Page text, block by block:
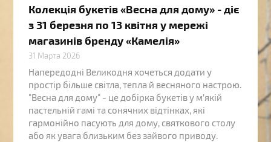
Колекція букетів «Весна для дому» - діє
з 31 березня по 13 квітня у мережі
магазинів бренду «Камелія»
31 Марта 2026
Напередодні Великодня хочеться додати у
простір більше світла, тепла й весняного настрою.
"Весна для дому" - це добірка букетів у м’якій
пастельній гамі та сонячних відтінках, які
гармонійно пасують для дому, святкового столу
або як увага близьким без зайвого приводу.